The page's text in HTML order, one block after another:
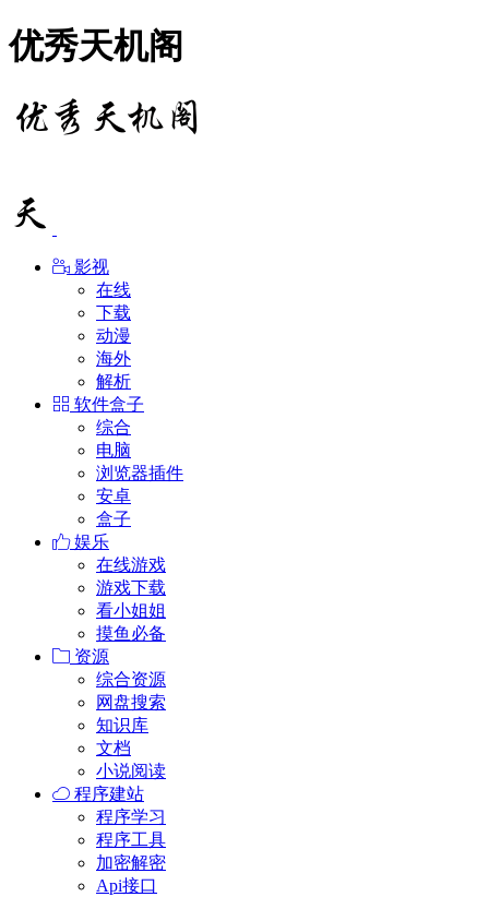
优秀天机阁
影视
在线
下载
动漫
海外
解析
软件盒子
综合
电脑
浏览器插件
安卓
盒子
娱乐
在线游戏
游戏下载
看小姐姐
摸鱼必备
资源
综合资源
网盘搜索
知识库
文档
小说阅读
程序建站
程序学习
程序工具
加密解密
Api接口